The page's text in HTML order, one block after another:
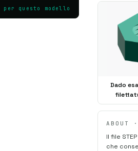
per questo modello
Dado
ABOUT
Il file
che